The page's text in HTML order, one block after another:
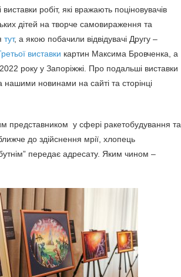
робіт, які вражають поціновувачів
дітей на творче самовираження та
тут, а якою побачили відвідувачі Другу –
виставки картин Максима Бровченка, а
року у Запоріжжі. Про подальші виставки
нашими новинами на сайті та сторінці
представником у сфері ракетобудування та
до здійснення мрії, хлопець
передає адресату. Яким чином –